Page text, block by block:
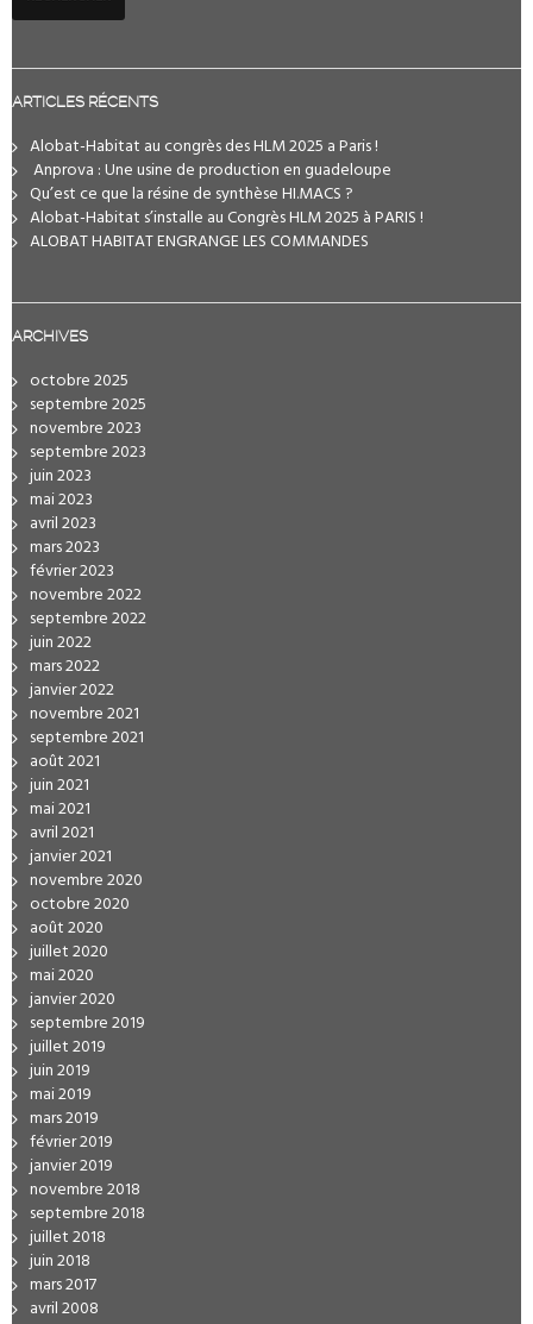
ARTICLES RÉCENTS
Alobat-Habitat au congrès des HLM 2025 a Paris !
️ Anprova : Une usine de production en guadeloupe
Qu’est ce que la résine de synthèse HI.MACS ?
Alobat-Habitat s’installe au Congrès HLM 2025 à PARIS !
ALOBAT HABITAT ENGRANGE LES COMMANDES
ARCHIVES
octobre 2025
septembre 2025
novembre 2023
septembre 2023
juin 2023
mai 2023
avril 2023
mars 2023
février 2023
novembre 2022
septembre 2022
juin 2022
mars 2022
janvier 2022
novembre 2021
septembre 2021
août 2021
juin 2021
mai 2021
avril 2021
janvier 2021
novembre 2020
octobre 2020
août 2020
juillet 2020
mai 2020
janvier 2020
septembre 2019
juillet 2019
juin 2019
mai 2019
mars 2019
février 2019
janvier 2019
novembre 2018
septembre 2018
juillet 2018
juin 2018
mars 2017
avril 2008